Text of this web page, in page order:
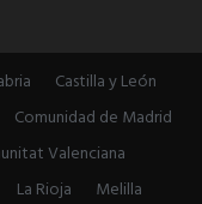
Castilla y León
Comunidad de Madrid
Valenciana
La Rioja Melilla